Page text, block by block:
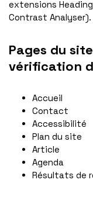
extensions
Contrast Analyser).
Pages du
vérification
Accueil
Contact
Accessibilité
Plan du site
Article
Agenda
Résultats de